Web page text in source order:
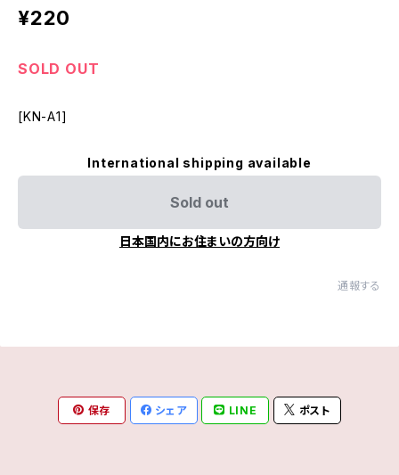
¥220
SOLD OUT
[KN-A1]
International shipping available
Sold out
日本国内にお住まいの方向け
通報する
保存 シェア LINE ポスト